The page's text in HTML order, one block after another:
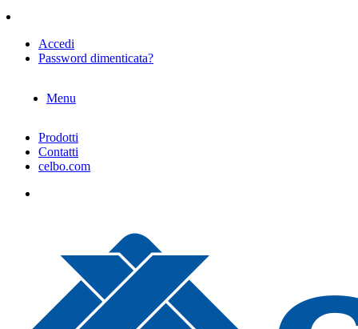
Accedi
Password dimenticata?
Menu
Prodotti
Contatti
celbo.com